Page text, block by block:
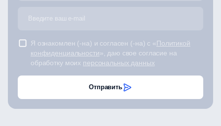
Я ознакомлен (-на) и согласен (-на) с «Политикой
конфиденциальности», даю свое согласие на
обработку моих персональных данных
Отправить